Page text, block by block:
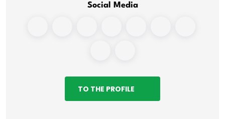
Social Media
TO THE PROFILE